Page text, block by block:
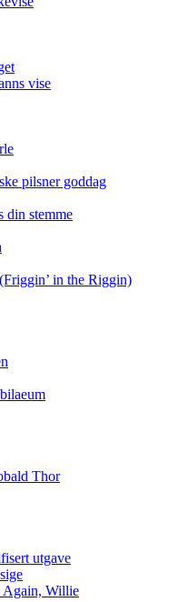
vise
pilsner goddag
din stemme
in the Riggin)
Thor
utgave
Again, Willie